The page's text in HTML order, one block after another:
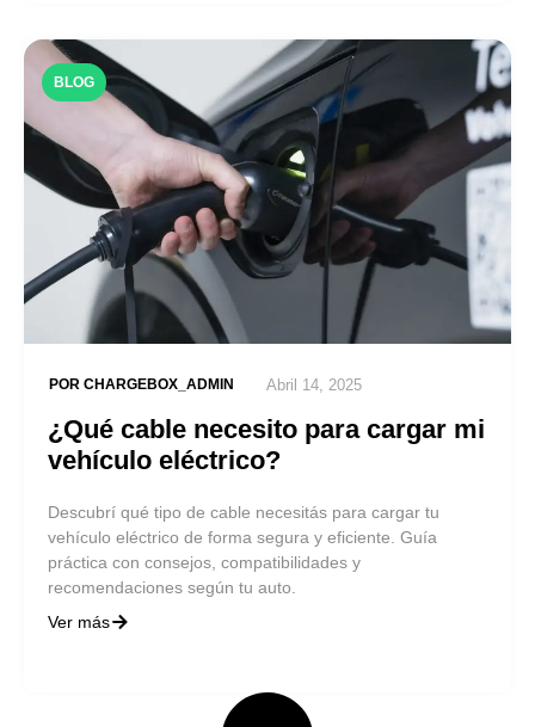
BLOG
POR CHARGEBOX_ADMIN Abril 14, 2025
¿Qué cable necesito para cargar mi
vehículo eléctrico?
Descubrí qué tipo de cable necesitás para cargar tu
vehículo eléctrico de forma segura y eficiente. Guía
práctica con consejos, compatibilidades y
recomendaciones según tu auto.
Ver más